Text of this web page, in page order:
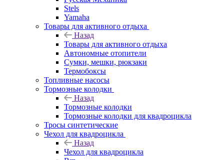
Stels
Yamaha
Товары для активного отдыха
Назад
Товары для активного отдыха
Автономные отопители
Сумки, мешки, рюкзаки
Термобоксы
Топливные насосы
Тормозные колодки
Назад
Тормозные колодки
Тормозные колодки для квадроцикла
Тросы синтетические
Чехол для квадроцикла
Назад
Чехол для квадроцикла